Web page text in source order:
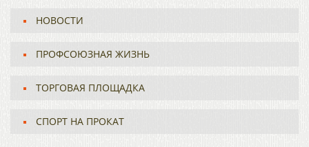
НОВОСТИ
ПРОФСОЮЗНАЯ ЖИЗНЬ
ТОРГОВАЯ ПЛОЩАДКА
СПОРТ НА ПРОКАТ